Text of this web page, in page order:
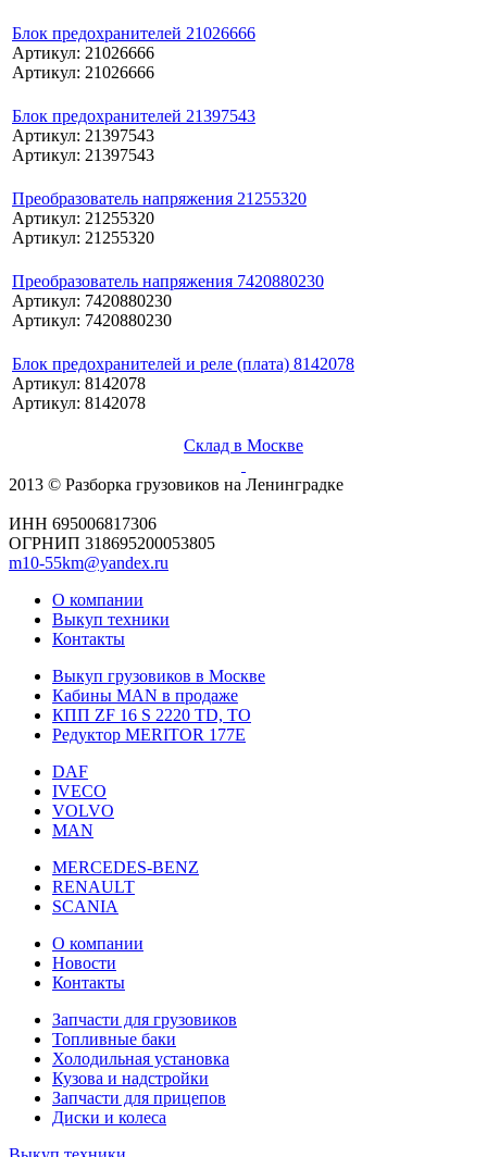
Блок предохранителей 21026666
Артикул: 21026666
Артикул: 21026666
Блок предохранителей 21397543
Артикул: 21397543
Артикул: 21397543
Преобразователь напряжения 21255320
Артикул: 21255320
Артикул: 21255320
Преобразователь напряжения 7420880230
Артикул: 7420880230
Артикул: 7420880230
Блок предохранителей и реле (плата) 8142078
Артикул: 8142078
Артикул: 8142078
Склад в Москве
2013 © Разборка грузовиков на Ленинградке
ИНН 695006817306
ОГРНИП 318695200053805
m10-55km@yandex.ru
О компании
Выкуп техники
Контакты
Выкуп грузовиков в Москве
Кабины MAN в продаже
КПП ZF 16 S 2220 TD, TO
Редуктор MERITOR 177Е
DAF
IVECO
VOLVO
MAN
MERCEDES-BENZ
RENAULT
SCANIA
О компании
Новости
Контакты
Запчасти для грузовиков
Топливные баки
Холодильная установка
Кузова и надстройки
Запчасти для прицепов
Диски и колеса